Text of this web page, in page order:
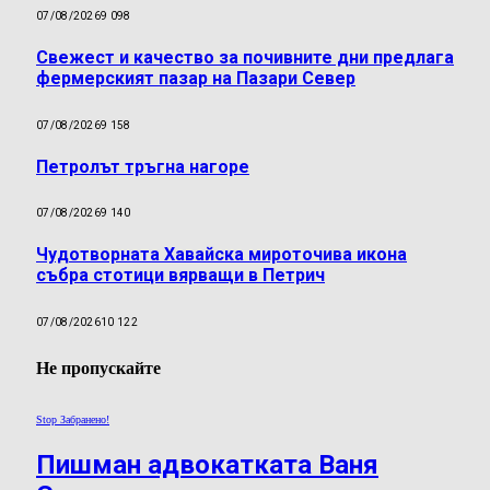
07/08/20269 098
Свежест и качество за почивните дни предлага
фермерският пазар на Пазари Север
07/08/20269 158
Петролът тръгна нагоре
07/08/20269 140
Чудотворната Хавайска мироточива икона
събра стотици вярващи в Петрич
07/08/202610 122
Не пропускайте
Stop Забранено!
Пишман адвокатката Ваня